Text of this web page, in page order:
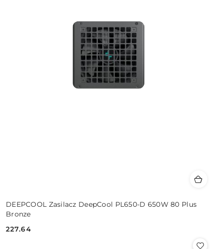
DEEPCOOL Zasilacz DeepCool PL650-D 650W 80 Plus
Bronze
Cena:
227.64